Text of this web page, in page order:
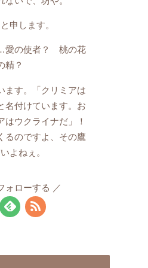
申します。
愛の使者？ 桃の花
精？
ます。「クリミアは
名付けています。お
はウクライナだ」！
るのですよ、その鷹
よねぇ。
ォローする